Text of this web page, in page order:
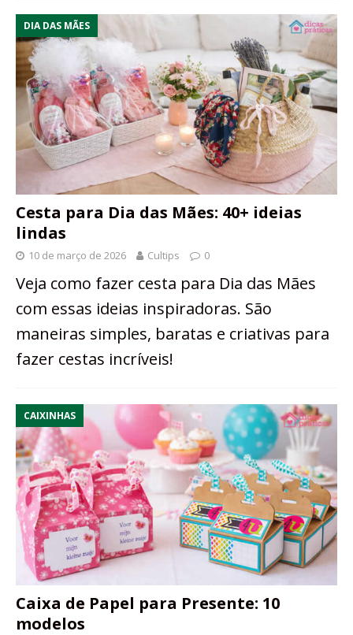
DIA DAS MÃES
Cesta para Dia das Mães: 40+ ideias
lindas
10 de março de 2026 Cultips 0
Veja como fazer cesta para Dia das Mães
com essas ideias inspiradoras. São
maneiras simples, baratas e criativas para
fazer cestas incríveis!
CAIXINHAS
Caixa de Papel para Presente: 10
modelos